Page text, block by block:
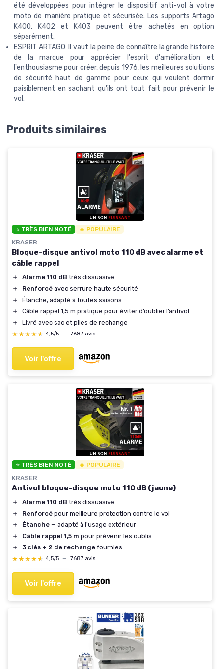
été développées pour intégrer le dispositif anti-vol à votre
moto de manière pratique et sécurisée. Les supports Artago
K400, K402 et K403 peuvent être achetés en option
séparément.
ESPRIT ARTAGO: Il vaut la peine de connaître la grande histoire
de la marque pour apprécier l'esprit d'amélioration et
l'enthousiasme pour créer, depuis 1976, les meilleures solutions
de sécurité haut de gamme pour ceux qui veulent dormir
paisiblement en sachant qu'ils ont tout fait pour prévenir le
vol.
Produits similaires
⭐ TRÈS BIEN NOTÉ 🔥 POPULAIRE
KRASER
Bloque-disque antivol moto 110 dB avec alarme et
câble rappel
＋ Alarme 110 dB très dissuasive
＋
Renforcé avec serrure haute sécurité
＋
Étanche, adapté à toutes saisons
＋
Câble rappel 1,5 m pratique pour éviter d’oublier l’antivol
＋
Livré avec sac et piles de rechange
★★★★★
★★★★★ 4,5/5 — 7687 avis
Voir l'offre
⭐ TRÈS BIEN NOTÉ 🔥 POPULAIRE
KRASER
Antivol bloque-disque moto 110 dB (jaune)
＋ Alarme 110 dB très dissuasive
＋
Renforcé pour meilleure protection contre le vol
＋
Étanche — adapté à l'usage extérieur
＋
Câble rappel 1,5 m pour prévenir les oublis
＋
3 clés + 2 de rechange fournies
★★★★★
★★★★★ 4,5/5 — 7687 avis
Voir l'offre